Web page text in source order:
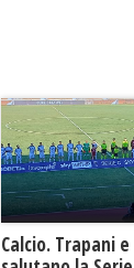
Calcio. Trapani e